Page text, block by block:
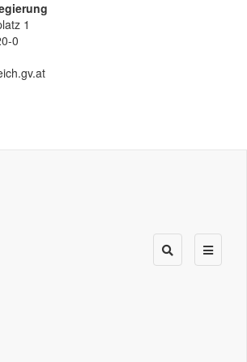
1
0